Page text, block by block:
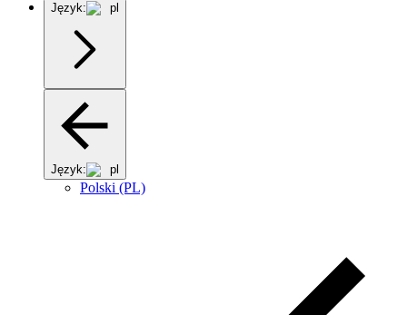
Język:
pl
Język: pl
Polski (PL)